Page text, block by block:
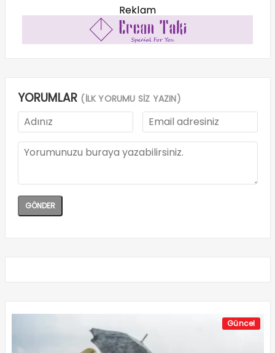
Reklam
YORUMLAR (İLK YORUMU SİZ YAZIN)
Güncel